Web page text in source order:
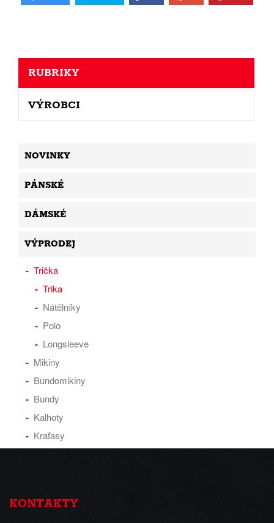
RUBRIKY
VÝROBCI
NOVINKY
PÁNSKÉ
DÁMSKÉ
VÝPRODEJ
Trička
Trika
Nátělníky
Polo
Longsleeve
Mikiny
Bundomikiny
Bundy
Kalhoty
Kraťasy
KONTAKTY